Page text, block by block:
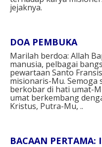
jejaknya.
DOA PEMBUKA
Marilah berdoa: Allah
manusia, pelbagai
pewartaan Santo
misionaris-Mu. Semoga
berkobar di hati umat-
umat berkembang
Kristus, Putra-Mu, ..
BACAAN